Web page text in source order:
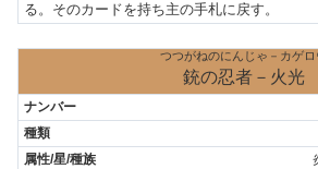
る。そのカードを持ち主の手札に戻す。
つつがねのにんじゃ－カゲロ
銃の忍者－火光